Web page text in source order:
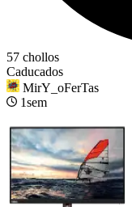
57 chollos
Caducados
MirY_oFerTas
1sem